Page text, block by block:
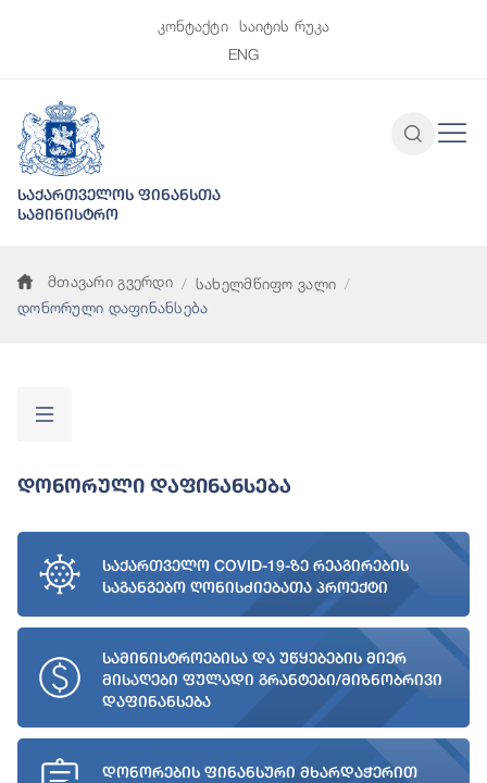
კონტაქტი
საიტის რუკა
ENG
საქართველოს ფინანსთა
სამინისტრო
მთავარი გვერდი
სახელმწიფო ვალი
დონორული დაფინანსება
Დონორული Დაფინანსება
საქართველო COVID-19-ზე რეაგირების
საგანგებო ღონისძიებათა პროექტი
სამინისტროებისა და უწყებების მიერ
მისაღები ფულადი გრანტები/მიზნობრივი
დაფინანსება
დონორების ფინანსური მხარდაჭერით